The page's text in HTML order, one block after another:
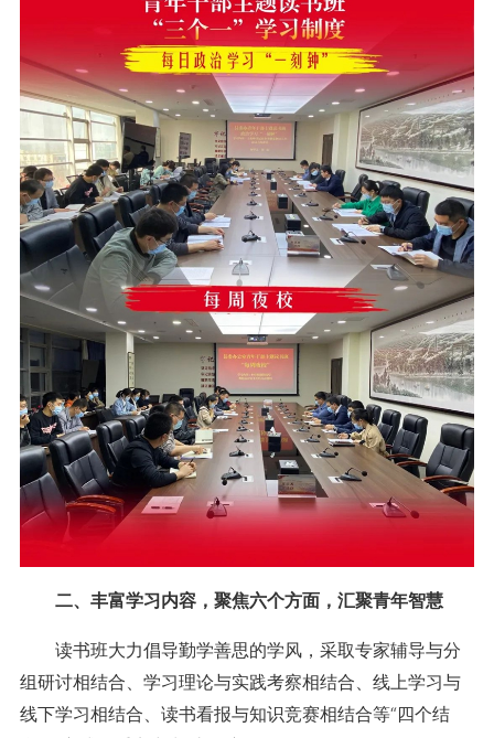
二、丰富学习内容，聚焦六个方面，汇聚青年智慧
读书班大力倡导勤学善思的学风，采取专家辅导与分
组研讨相结合、学习理论与实践考察相结合、线上学习与
线下学习相结合、读书看报与知识竞赛相结合等“四个结